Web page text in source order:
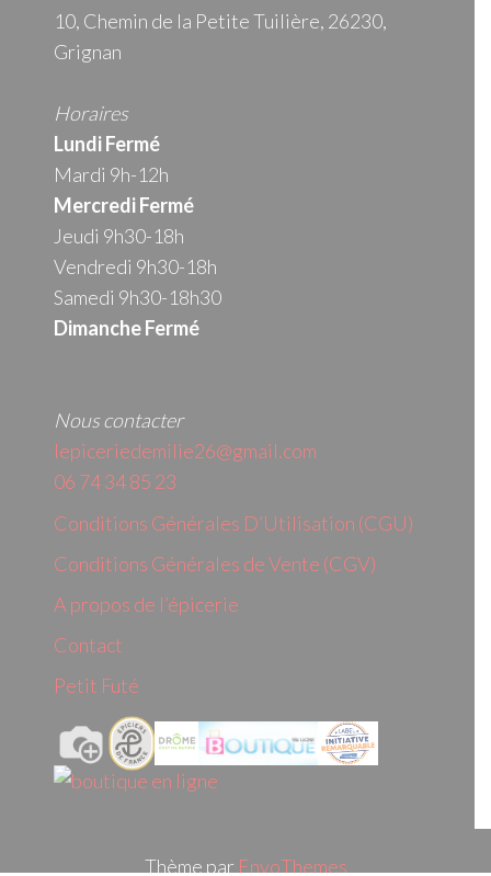
10, Chemin de la Petite Tuilière, 26230,
Grignan
Horaires
Lundi Fermé
Mardi 9h-12h
MercrediFermé
Jeudi 9h30-18h
Vendredi 9h30-18h
Samedi 9h30-18h30
Dimanche Fermé
Nous contacter
lepiceriedemilie26@gmail.com
06 74 34 85 23
Conditions Générales D’Utilisation (CGU)
Conditions Générales de Vente (CGV)
A propos de l’épicerie
Contact
Petit Futé
Thème parEnvoThemes